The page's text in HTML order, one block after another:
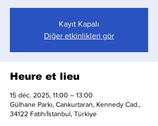
Kayıt Kapalı
Diğer etkinlikleri gör
Heure et lieu
15 déc. 2025, 11:00 – 13:00
Gülhane Parkı, Cankurtaran, Kennedy Cad.,
34122 Fatih/İstanbul, Türkiye